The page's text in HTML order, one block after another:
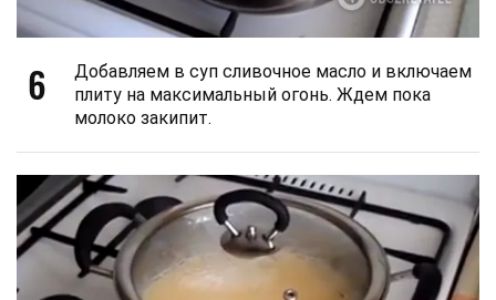
6
Добавляем в суп сливочное масло и включаем
плиту на максимальный огонь. Ждем пока
молоко закипит.